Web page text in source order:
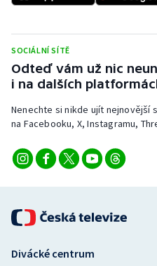
Rychlostní kanoistika
Short track
Sportovní střelba
Stolní tenis
Vodní slalom
SOCIÁLNÍ SÍTĚ
Odteď vám už nic
i na dalších
Nenechte si nikde ujít nejnovější
na Facebooku, X, Instagramu,
Divácké centrum